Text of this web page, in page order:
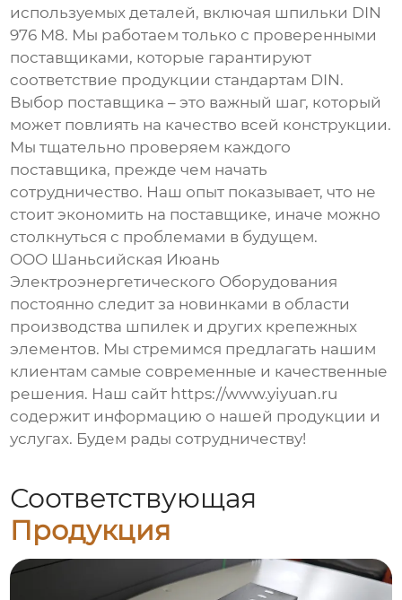
используемых деталей, включая шпильки DIN
976 M8. Мы работаем только с проверенными
поставщиками, которые гарантируют
соответствие продукции стандартам DIN.
Выбор поставщика – это важный шаг, который
может повлиять на качество всей конструкции.
Мы тщательно проверяем каждого
поставщика, прежде чем начать
сотрудничество. Наш опыт показывает, что не
стоит экономить на поставщике, иначе можно
столкнуться с проблемами в будущем.
ООО Шаньсийская Июань
Электроэнергетического Оборудования
постоянно следит за новинками в области
производства шпилек и других крепежных
элементов. Мы стремимся предлагать нашим
клиентам самые современные и качественные
решения. Наш сайт https://www.yiyuan.ru
содержит информацию о нашей продукции и
услугах. Будем рады сотрудничеству!
Соответствующая
Продукция